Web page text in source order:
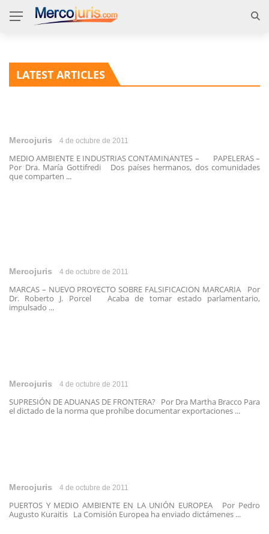
LATEST ARTICLES
Mercojuris 4 de octubre de 2011
MEDIO AMBIENTE E INDUSTRIAS CONTAMINANTES – PAPELERAS –
Por Dra. María Gottifredi Dos países hermanos, dos comunidades
que comparten ...
Mercojuris 4 de octubre de 2011
MARCAS – NUEVO PROYECTO SOBRE FALSIFICACION MARCARIA Por
Dr. Roberto J. Porcel Acaba de tomar estado parlamentario,
impulsado ...
Mercojuris 4 de octubre de 2011
SUPRESIÓN DE ADUANAS DE FRONTERA? Por Dra Martha Bracco Para
el dictado de la norma que prohíbe documentar exportaciones ...
Mercojuris 4 de octubre de 2011
PUERTOS Y MEDIO AMBIENTE EN LA UNIÓN EUROPEA Por Pedro
Augusto Kuraitis La Comisión Europea ha enviado dictámenes ...